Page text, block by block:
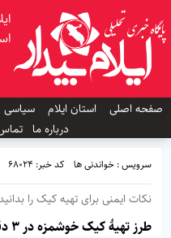
صفحه اصلی
استان ایلام سیاسی
درباره ما
سرویس : خواندنی ها کد خبر: 68024
نکات ایمنی برای تهیه کیک را
طرز تهیهٔ کیک خوشمزه در ۳ دقیقه